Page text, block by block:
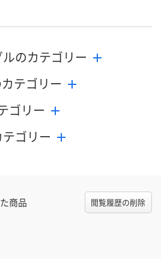
ルのカテゴリー
テゴリー
ゴリー
テゴリー
商品 閲覧履歴の削除